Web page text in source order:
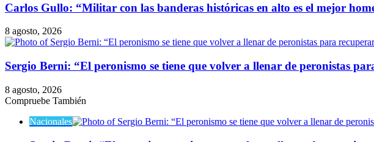
Carlos Gullo: “Militar con las banderas históricas en alto es el mejor
8 agosto, 2026
Sergio Berni: “El peronismo se tiene que volver a llenar de peronistas
8 agosto, 2026
Compruebe También
Nacionales